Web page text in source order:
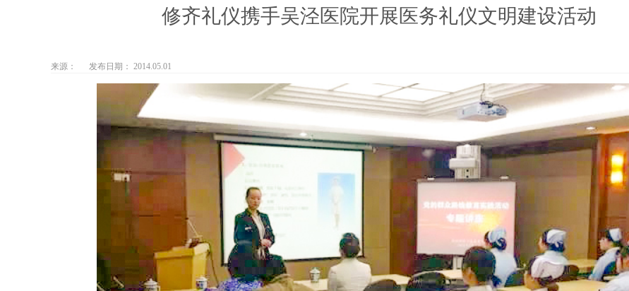
修齐礼仪携手吴泾医院开展医务礼仪文明建设活动
来源： 发布日期： 2014.05.01